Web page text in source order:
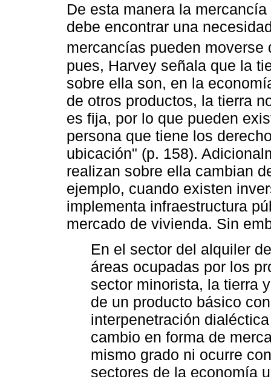
De esta manera la
debe encontrar una
mercancías pueden moverse
pues, Harvey señala que la
sobre ella son, en la
de otros productos, la tierra
es fija, por lo que pueden
persona que tiene los
ubicación" (p. 158).
realizan sobre ella cambian
ejemplo, cuando existen
implementa infraestructura
mercado de vivienda. Sin
En el sector del alquiler
áreas ocupadas por los
sector minorista, la tierra
de un producto básico
interpenetración
cambio en forma de
mismo grado ni ocurre
sectores de la economía